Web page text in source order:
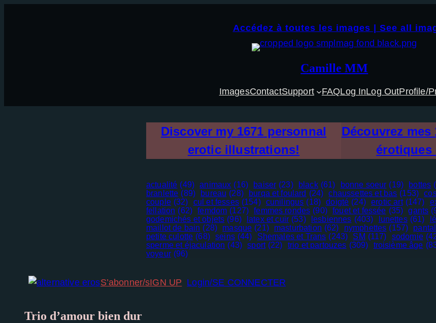
Accédez à toutes les images | See all
Camille MM
ImagesContactSupport FAQLog InLog OutProfile/
Discover my 1671 personnal
erotic illustrations!
Découvrez mes
érotiques
actualité (49) animaux (16) baiser (23) black (61) bonne soeur (19) bottes
branlette (89) bureau (28) burqa et foulard (24) chaussettes et bas (153)
couple (32) cul et fesses (154) cunilingus (18) doigté (24) erotic art (147)
fellation (62) femdom (127) femmes rondes (90) fouet et fessée (35) gants
godemichés et objets (96) latex et cuir (53) lesbiennes (403) lunettes (61)
maillot de bain (28) masque (21) masturbation (62) nymphettes (157)
petite culotte (68) seins (44) Shemales et Trans (243) SM (117) sodomie
sperme et éjaculation (43) sport (22) trio et partouzes (309) troisième âge
voyeur (96)
S’abonner/sIGN UP Login/SE CONNECTER
Trio d’amour bien dur